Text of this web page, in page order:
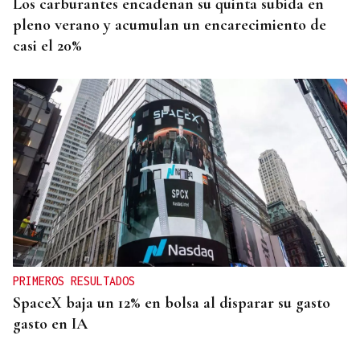
Los carburantes encadenan su quinta subida en
pleno verano y acumulan un encarecimiento de
casi el 20%
PRIMEROS RESULTADOS
SpaceX baja un 12% en bolsa al disparar su gasto
gasto en IA